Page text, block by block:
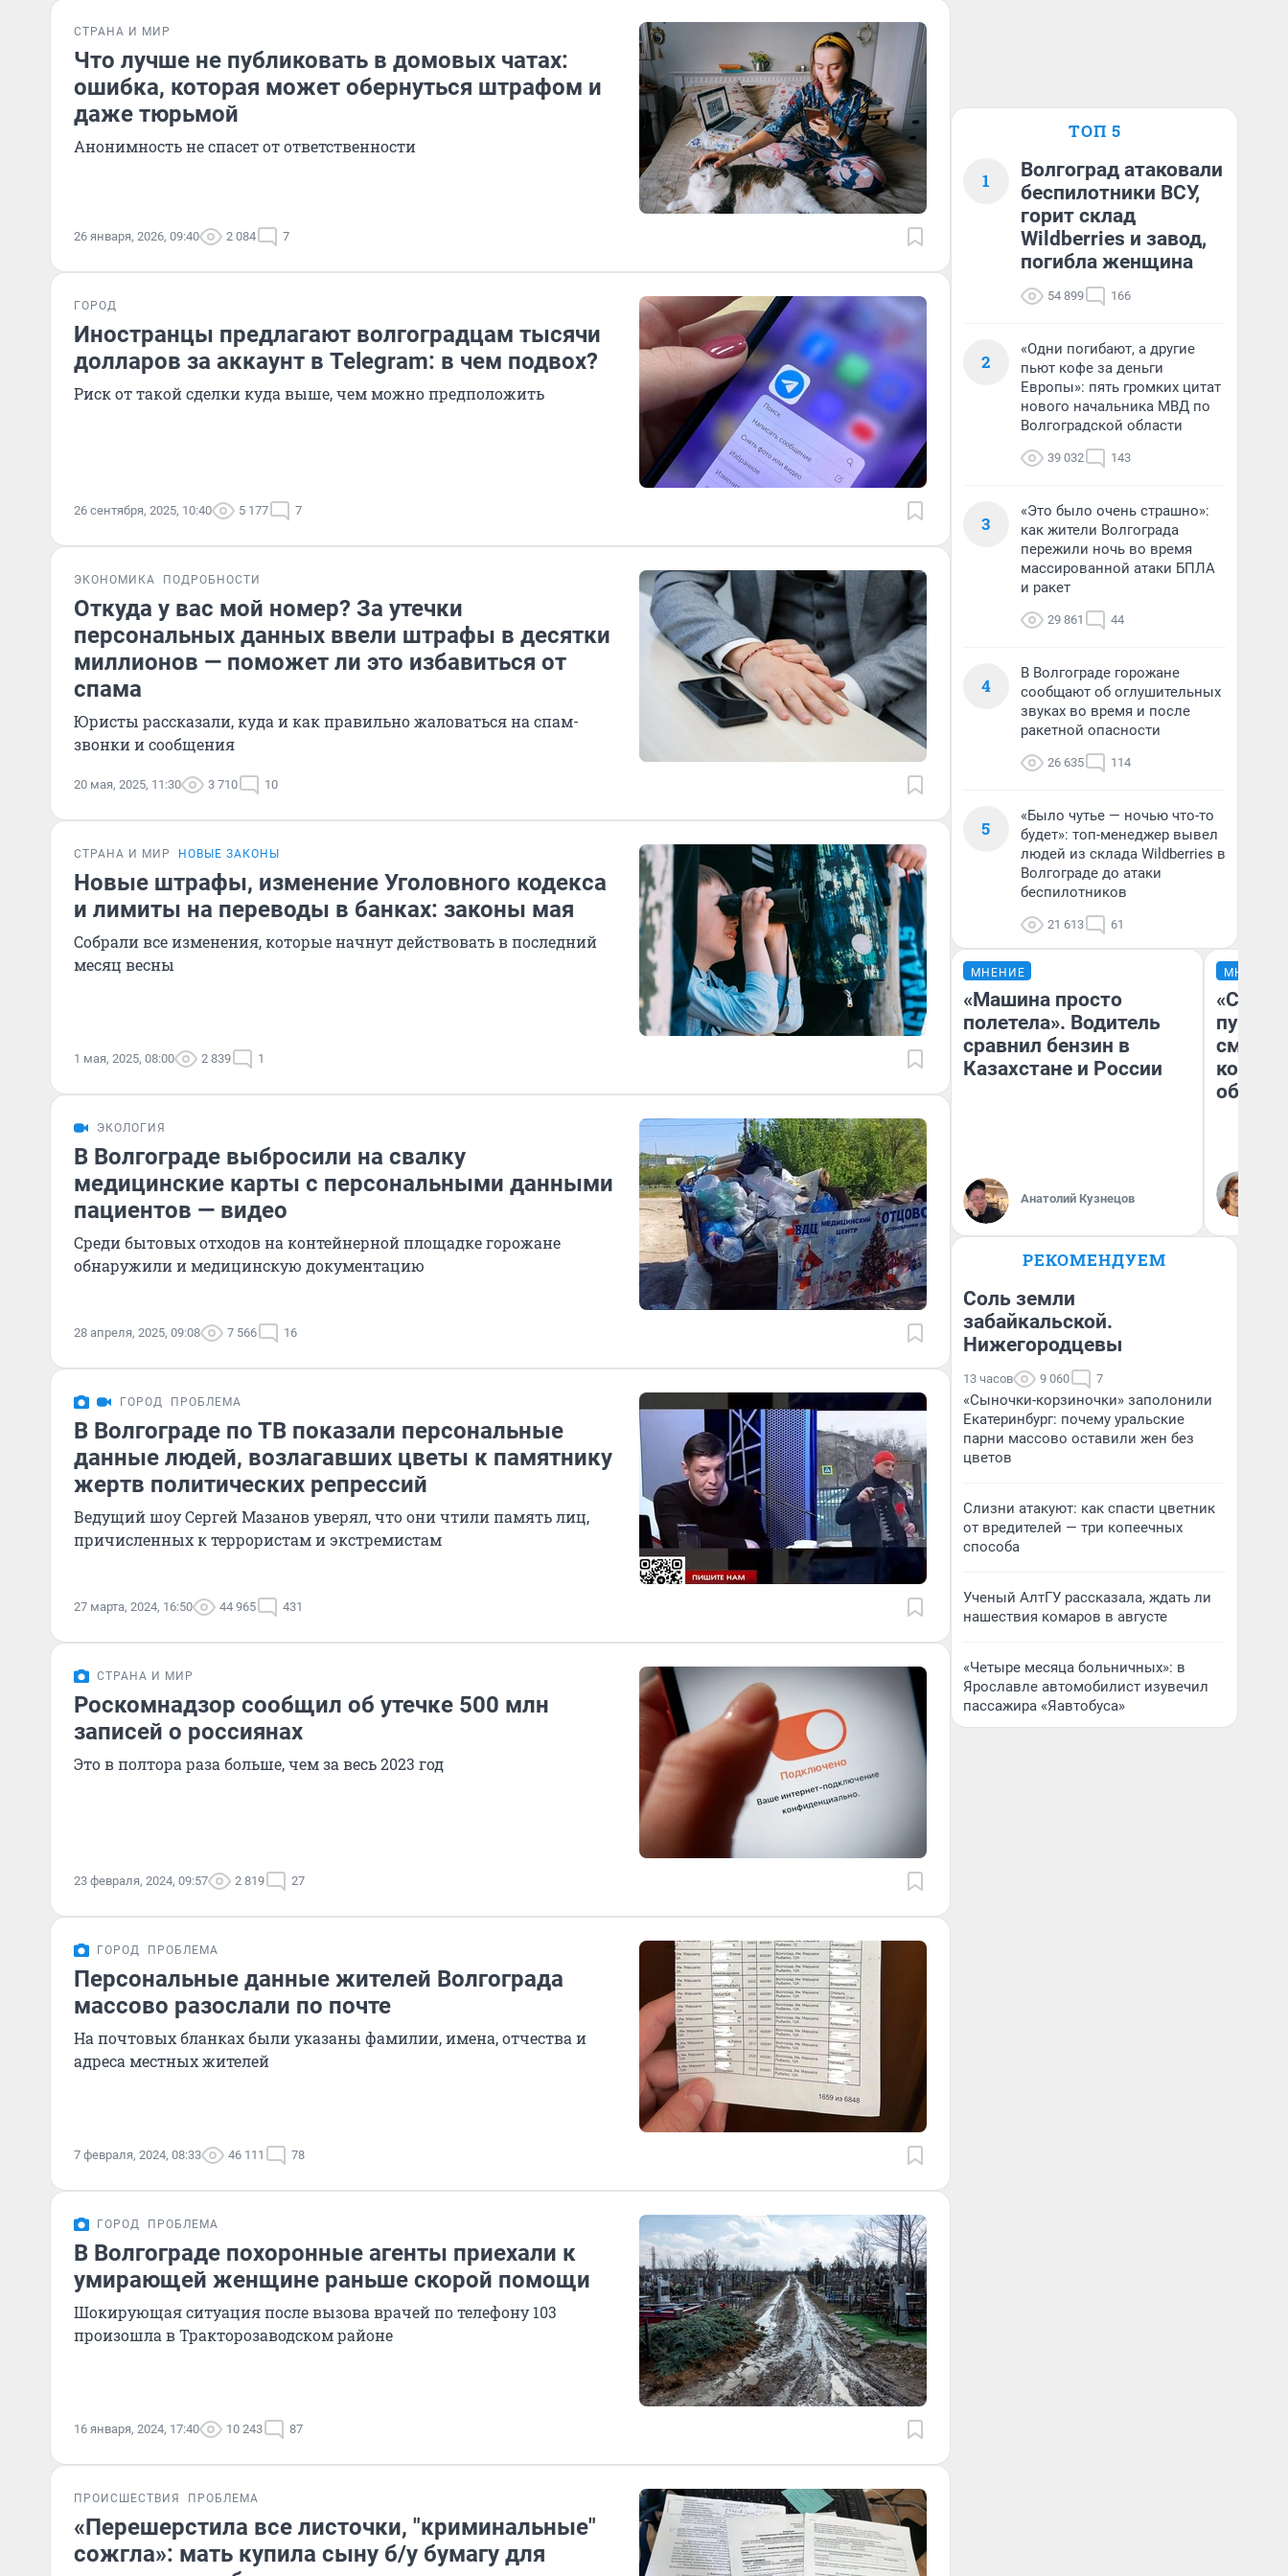
СТРАНА И МИР
Что лучше не публиковать в домовых чатах:
ошибка, которая может обернуться штрафом и
даже тюрьмой
Анонимность не спасет от ответственности
26 января, 2026, 09:40 2 084 7
ГОРОД
Иностранцы предлагают волгоградцам тысячи
долларов за аккаунт в Telegram: в чем подвох?
Риск от такой сделки куда выше, чем можно предположить
26 сентября, 2025, 10:40 5 177 7
ЭКОНОМИКА ПОДРОБНОСТИ
Откуда у вас мой номер? За утечки
персональных данных ввели штрафы в десятки
миллионов — поможет ли это избавиться от
спама
Юристы рассказали, куда и как правильно жаловаться на спам-
звонки и сообщения
20 мая, 2025, 11:30 3 710 10
СТРАНА И МИР НОВЫЕ ЗАКОНЫ
Новые штрафы, изменение Уголовного кодекса
и лимиты на переводы в банках: законы мая
Собрали все изменения, которые начнут действовать в последний
месяц весны
1 мая, 2025, 08:00 2 839 1
ЭКОЛОГИЯ
В Волгограде выбросили на свалку
медицинские карты с персональными данными
пациентов — видео
Среди бытовых отходов на контейнерной площадке горожане
обнаружили и медицинскую документацию
28 апреля, 2025, 09:08 7 566 16
ГОРОД ПРОБЛЕМА
В Волгограде по ТВ показали персональные
данные людей, возлагавших цветы к памятнику
жертв политических репрессий
Ведущий шоу Сергей Мазанов уверял, что они чтили память лиц,
причисленных к террористам и экстремистам
27 марта, 2024, 16:50 44 965 431
СТРАНА И МИР
Роскомнадзор сообщил об утечке 500 млн
записей о россиянах
Это в полтора раза больше, чем за весь 2023 год
23 февраля, 2024, 09:57 2 819 27
ГОРОД ПРОБЛЕМА
Персональные данные жителей Волгограда
массово разослали по почте
На почтовых бланках были указаны фамилии, имена, отчества и
адреса местных жителей
7 февраля, 2024, 08:33 46 111 78
ГОРОД ПРОБЛЕМА
В Волгограде похоронные агенты приехали к
умирающей женщине раньше скорой помощи
Шокирующая ситуация после вызова врачей по телефону 103
произошла в Тракторозаводском районе
16 января, 2024, 17:40 10 243 87
ПРОИСШЕСТВИЯ ПРОБЛЕМА
«Перешерстила все листочки, "криминальные"
сожгла»: мать купила сыну б/у бумагу для
ТОП 5
1
Волгоград атаковали
беспилотники ВСУ,
горит склад
Wildberries и завод,
погибла женщина
54 899 166
2
«Одни погибают, а другие
пьют кофе за деньги
Европы»: пять громких цитат
нового начальника МВД по
Волгоградской области
39 032 143
3
«Это было очень страшно»:
как жители Волгограда
пережили ночь во время
массированной атаки БПЛА
и ракет
29 861 44
4
В Волгограде горожане
сообщают об оглушительных
звуках во время и после
ракетной опасности
26 635 114
5
«Было чутье — ночью что-то
будет»: топ-менеджер вывел
людей из склада Wildberries в
Волгограде до атаки
беспилотников
21 613 61
МНЕНИЕ
«Машина просто
полетела». Водитель
сравнил бензин в
Казахстане и России
Анатолий Кузнецов
МНЕНИЕ
РЕКОМЕНДУЕМ
Соль земли
забайкальской.
Нижегородцевы
13 часов 9 060 7
«Сыночки-корзиночки» заполонили
Екатеринбург: почему уральские
парни массово оставили жен без
цветов
Слизни атакуют: как спасти цветник
от вредителей — три копеечных
способа
Ученый АлтГУ рассказала, ждать ли
нашествия комаров в августе
«Четыре месяца больничных»: в
Ярославле автомобилист изувечил
пассажира «Яавтобуса»